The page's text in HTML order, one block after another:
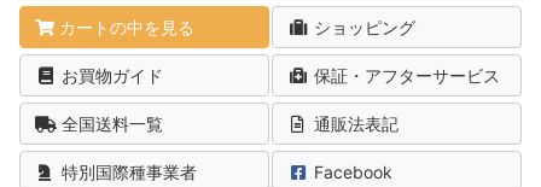
カートの中を見る ショッピング
お買物ガイド 保証・アフターサービス
全国送料一覧 通販法表記
特別国際種事業者 Facebook